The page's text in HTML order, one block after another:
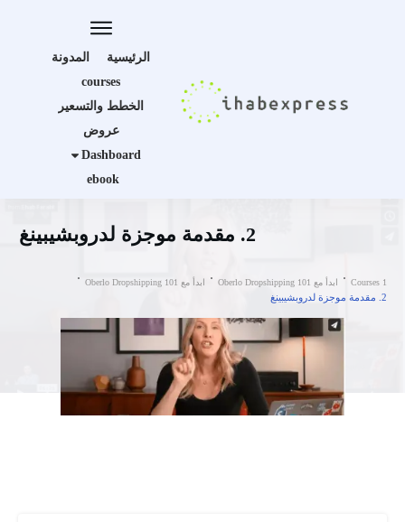
الرئيسية
المدونة
courses
الخطط والتسعير
عروض
Dashboard
ebook
2. مقدمة موجزة لدروبشيبينغ
Courses 1 ابدأ مع Oberlo Dropshipping 101 ابدأ مع Oberlo Dropshipping 101
2. مقدمة موجزة لدروبشيبينغ